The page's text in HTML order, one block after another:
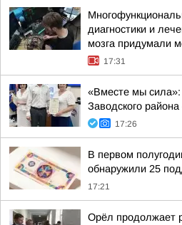
диагностики и
мозга придумали
17:31
«Вместе мы
Заводского
17:26
В первом
обнаружили 25
17:21
Орёл продолжает